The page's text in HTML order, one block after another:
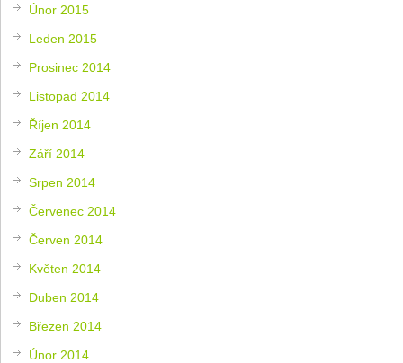
Únor 2015
Leden 2015
Prosinec 2014
Listopad 2014
Říjen 2014
Září 2014
Srpen 2014
Červenec 2014
Červen 2014
Květen 2014
Duben 2014
Březen 2014
Únor 2014